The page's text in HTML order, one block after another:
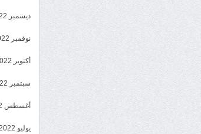
ديسمبر 2022
نوفمبر 2022
أكتوبر 2022
سبتمبر 2022
أغسطس 2022
يوليو 2022